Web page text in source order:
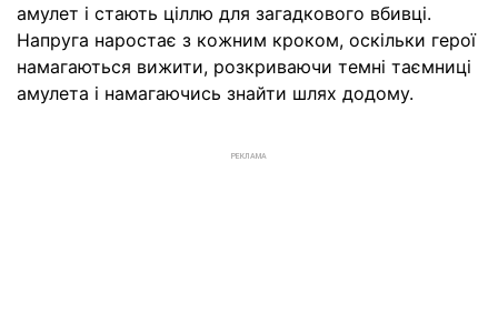
амулет і стають ціллю для загадкового вбивці.
Напруга наростає з кожним кроком, оскільки герої
намагаються вижити, розкриваючи темні таємниці
амулета і намагаючись знайти шлях додому.
РЕКЛАМА